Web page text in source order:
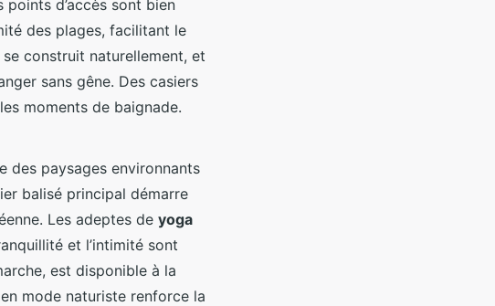
d’accès sont bien
des plages, facilitant le
construit naturellement, et
sans gêne. Des casiers
moments de baignade.
des paysages environnants
balisé principal démarre
Les adeptes de yoga
et l’intimité sont
est disponible à la
mode naturiste renforce la